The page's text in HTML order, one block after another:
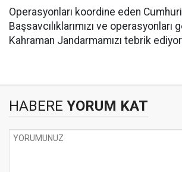
Operasyonları koordine eden
Başsavcılıklarımızı ve
Kahraman Jandarmamızı tebrik
HABERE YORUM KAT